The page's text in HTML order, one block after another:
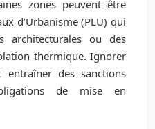
zones peuvent être
d’Urbanisme (PLU) qui
architecturales ou des
thermique. Ignorer
entraîner des sanctions
de mise en